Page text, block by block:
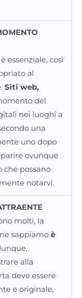
essenziale, così
al
Siti web,
del
nei luoghi a
una
uno dopo
ovunque
che possano
notarvi.
molti, la
sappiamo è
alla
deve essere
e originale,